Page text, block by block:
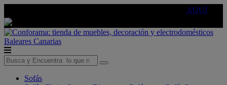
AQUÍ
Baleares Canarias
Sofás